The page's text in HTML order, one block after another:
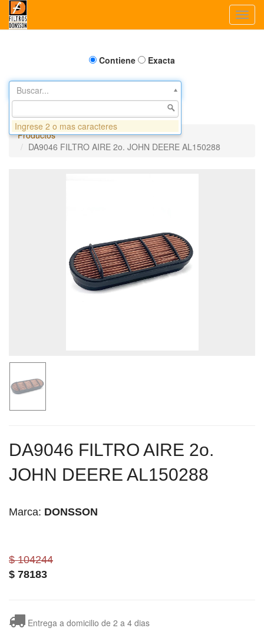
Contiene Exacta
Buscar...
Productos
DA9046 FILTRO AIRE 2o. JOHN DEERE AL150288
DA9046 FILTRO AIRE 2o.
JOHN DEERE AL150288
Marca: DONSSON
$ 104244
$ 78183
Entrega a domicilio de 2 a 4 dias
Ingrese 2 o mas caracteres